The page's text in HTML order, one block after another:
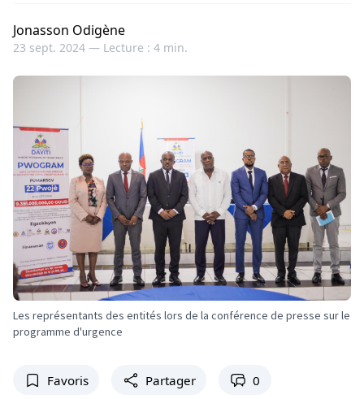
Jonasson Odigène
23 sept. 2024 — Lecture : 4 min.
Les représentants des entités lors de la conférence de presse sur le
programme d'urgence
Favoris Partager 0